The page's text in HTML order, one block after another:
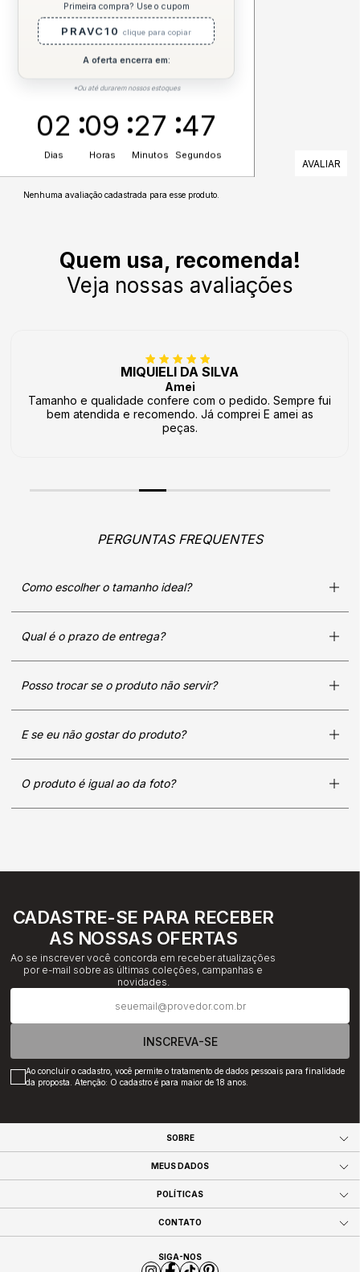
CUIDADOS
AVALIAÇÕES
Nenhuma avaliação cadastrada para esse produto.
Quem usa, recomenda!
Veja nossas avaliações
MIQUIELI DA SILVA
Amei
Tamanho e qualidade confere com o pedido. Sempre fui
bem atendida e recomendo. Já comprei E amei as
peças.
PERGUNTAS FREQUENTES
Como escolher o tamanho ideal?
Qual é o prazo de entrega?
Posso trocar se o produto não servir?
E se eu não gostar do produto?
O produto é igual ao da foto?
CADASTRE-SE PARA RECEBER
AS NOSSAS OFERTAS
Ao se inscrever você concorda em receber atualizações
por e-mail sobre as últimas coleções, campanhas e
novidades.
INSCREVA-SE
Ao concluir o cadastro, você permite o tratamento de dados pessoais para finalidade
da proposta. Atenção: O cadastro é para maior de 18 anos.
SOBRE
MEUS DADOS
POLÍTICAS
CONTATO
SIGA-NOS
Primeira compra? Use o cupom
PRAVC10 clique para copiar
A oferta encerra em:
*Ou até durarem nossos estoques
02
Dias
09
Horas
27
Minutos
47
Segundos